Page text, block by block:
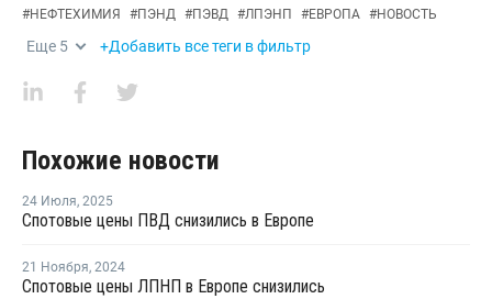
#НЕФТЕХИМИЯ #ПЭНД #ПЭВД #ЛПЭНП #ЕВРОПА #НОВОСТЬ
Еще 5 +Добавить все теги в фильтр
Похожие новости
24 Июля, 2025
Спотовые цены ПВД снизились в Европе
21 Ноября, 2024
Спотовые цены ЛПНП в Европе снизились